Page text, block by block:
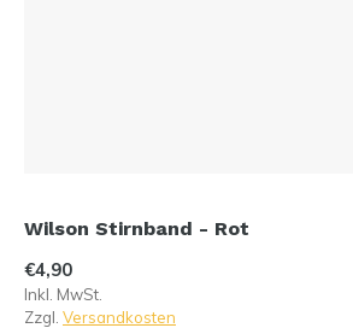
Wilson Stirnband - Rot
€4,90
Inkl. MwSt.
Zzgl. Versandkosten